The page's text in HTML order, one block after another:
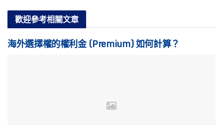
歡迎參考相關文章
海外選擇權的權利金 (Premium) 如何計算？